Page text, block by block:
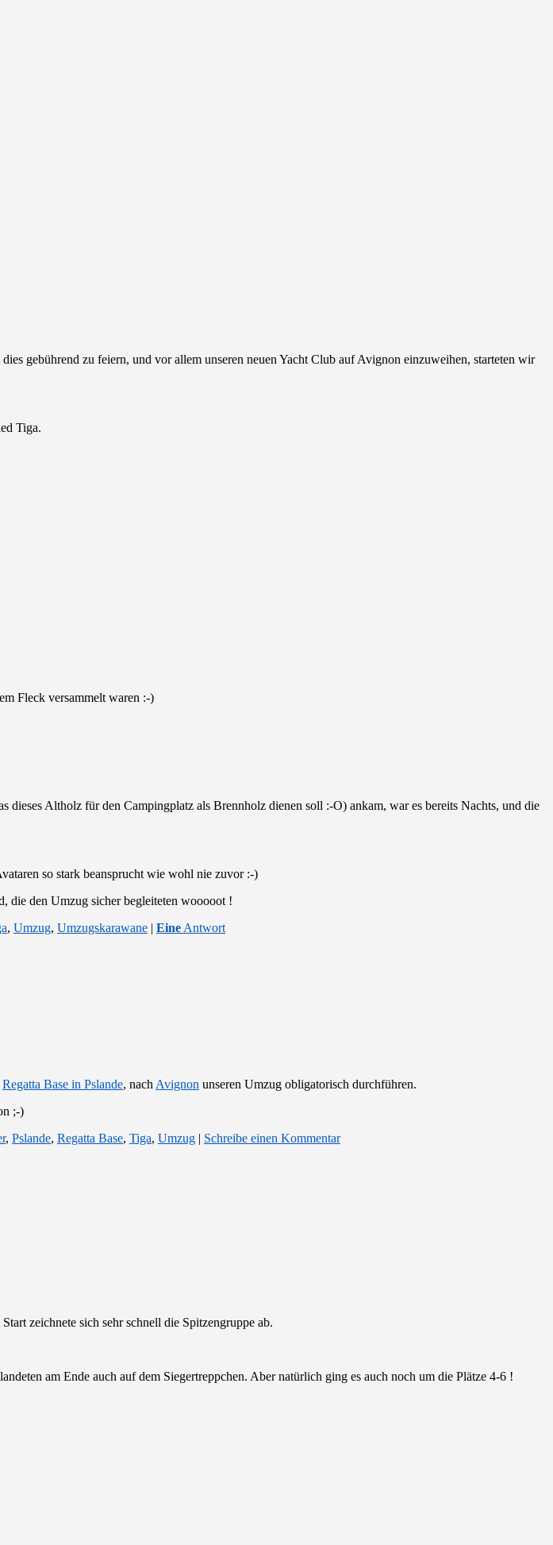
gebührend zu feiern, und vor allem unseren neuen Yacht Club auf Avignon einzuweihen, starteten wir
Tiga.
Fleck versammelt waren :-)
Altholz für den Campingplatz als Brennholz dienen soll :-O) ankam, war es bereits Nachts, und die
so stark beansprucht wie wohl nie zuvor :-)
die den Umzug sicher begleiteten wooooot !
, Umzug, Umzugskarawane | Eine Antwort
Regatta Base in Pslande, nachAvignon unseren Umzug obligatorisch durchführen.
;-)
, Pslande, Regatta Base, Tiga, Umzug | Schreibe einen Kommentar
zeichnete sich sehr schnell die Spitzengruppe ab.
am Ende auch auf dem Siegertreppchen. Aber natürlich ging es auch noch um die Plätze 4-6 !